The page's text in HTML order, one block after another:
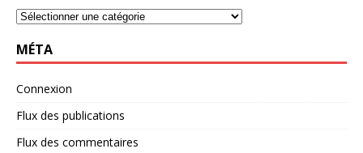
MÉTA
Connexion
Flux des publications
Flux des commentaires